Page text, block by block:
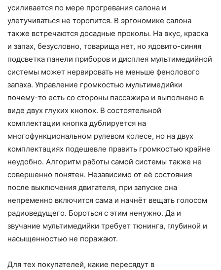
усиливается по мере прогревания салона и
улетучиваться не торопится. В эргономике салона
также встречаются досадные проколы. На вкус, краска
и запах, безусловно, товарища нет, но ядовито-синяя
подсветка панели приборов и дисплея мультимедийной
системы может нервировать не меньше фенолового
запаха. Управление громкостью мультимедийки
почему-то есть со стороны пассажира и выполнено в
виде двух глухих кнопок. В состоятельной
комплектации кнопка дублируется на
многофункциональном рулевом колесе, но на двух
комплектациях подешевле править громкостью крайне
неудобно. Алгоритм работы самой системы также не
совершенно понятен. Независимо от её состояния
после выключения двигателя, при запуске она
непременно включится сама и начнёт вещать голосом
радиоведущего. Бороться с этим ненужно. Да и
звучание мультимедийки требует тюнинга, глубиной и
насыщенностью не поражают.
Для тех покупателей, какие пересядут в